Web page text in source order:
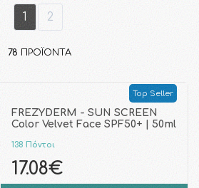
1 2
78 ΠΡΟΪΌΝΤΑ
Top Seller
FREZYDERM - SUN SCREEN
Color Velvet Face SPF50+ | 50ml
138 Πόντοι
17.08€